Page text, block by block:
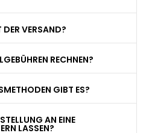
DER VERSAND?
RECHNEN?
GIBT ES?
AN EINE
LASSEN?